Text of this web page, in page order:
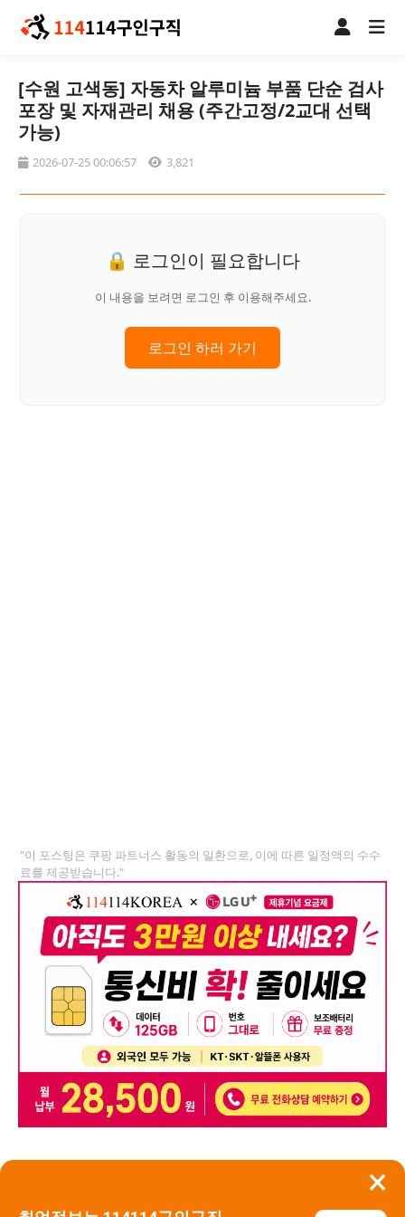
×
[수원 고색동] 자동차 알루미늄 부품 단순 검사
포장 및 자재관리 채용 (주간고정/2교대 선택
가능)
2026-07-25 00:06:57 3,821
🔒 로그인이 필요합니다
이 내용을 보려면 로그인 후 이용해주세요.
로그인 하러 가기
"이 포스팅은 쿠팡 파트너스 활동의 일환으로, 이에 따른 일정액의 수수
료를 제공받습니다."